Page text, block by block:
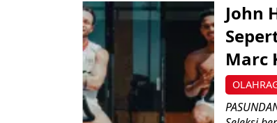
John
Marc